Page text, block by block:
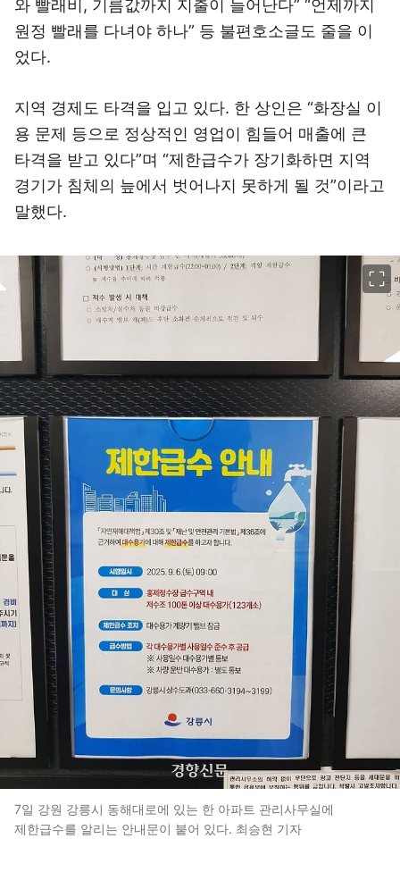
와 빨래비, 기름값까지 지출이 늘어난다” “언제까지
원정 빨래를 다녀야 하나” 등 불편호소글도 줄을 이
었다.
지역 경제도 타격을 입고 있다. 한 상인은 “화장실 이
용 문제 등으로 정상적인 영업이 힘들어 매출에 큰
타격을 받고 있다”며 “제한급수가 장기화하면 지역
경기가 침체의 늪에서 벗어나지 못하게 될 것”이라고
말했다.
7일 강원 강릉시 동해대로에 있는 한 아파트 관리사무실에
제한급수를 알리는 안내문이 붙어 있다. 최승현 기자